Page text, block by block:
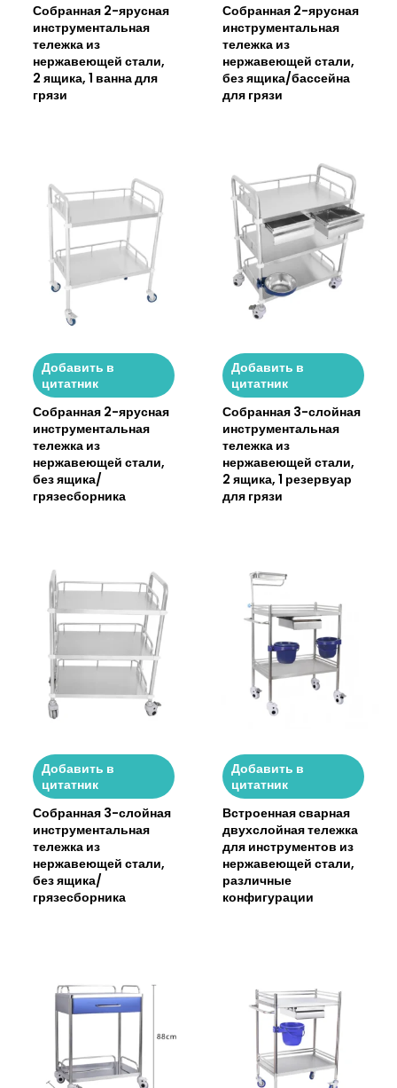
Собранная 2-ярусная
инструментальная
тележка из
нержавеющей стали,
2 ящика, 1 ванна для
грязи
Собранная 2-ярусная
инструментальная
тележка из
нержавеющей стали,
без ящика/бассейна
для грязи
Добавить в
цитатник
Собранная 2-ярусная
инструментальная
тележка из
нержавеющей стали,
без ящика/
грязесборника
Добавить в
цитатник
Собранная 3-слойная
инструментальная
тележка из
нержавеющей стали,
2 ящика, 1 резервуар
для грязи
Добавить в
цитатник
Собранная 3-слойная
инструментальная
тележка из
нержавеющей стали,
без ящика/
грязесборника
Добавить в
цитатник
Встроенная сварная
двухслойная тележка
для инструментов из
нержавеющей стали,
различные
конфигурации